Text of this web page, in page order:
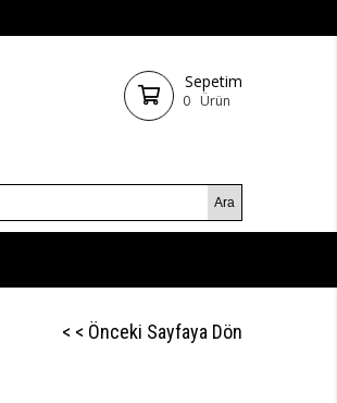
Sepetim
0 Ürün
< < Önceki Sayfaya Dön